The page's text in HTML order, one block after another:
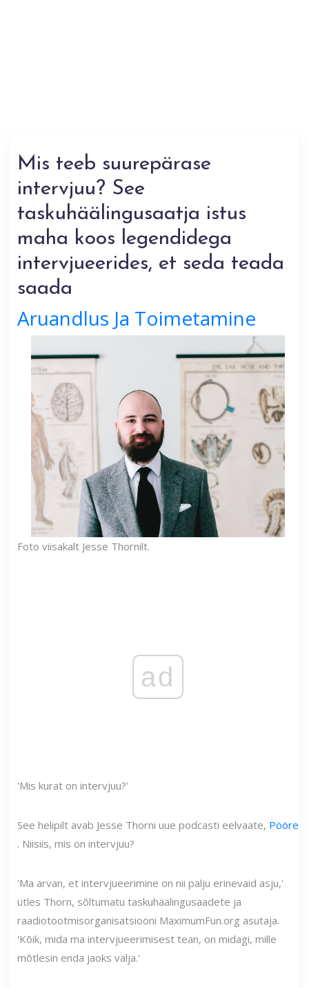
Mis teeb suurepärase
intervjuu? See
taskuhäälingusaatja istus
maha koos legendidega
intervjueerides, et seda teada
saada
Aruandlus Ja Toimetamine
Foto viisakalt Jesse Thornilt.
ad
'Mis kurat on intervjuu?'
See helipilt avab Jesse Thorni uue podcasti eelvaate, Pööre
. Niisiis, mis on intervjuu?
'Ma arvan, et intervjueerimine on nii palju erinevaid asju,'
ütles Thorn, sõltumatu taskuhäälingusaadete ja
raadiotootmisorganisatsiooni MaximumFun.org asutaja.
'Kõik, mida ma intervjueerimisest tean, on midagi, mille
mõtlesin enda jaoks välja.'